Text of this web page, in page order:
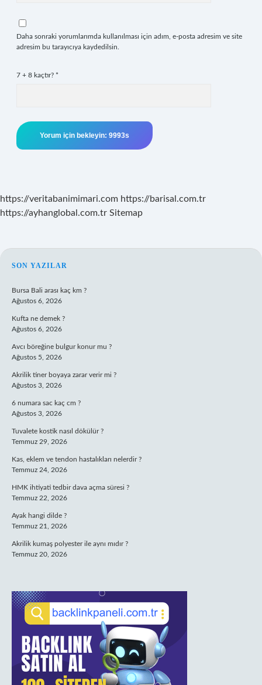
Daha sonraki yorumlarımda kullanılması için adım, e-posta adresim ve site
adresim bu tarayıcıya kaydedilsin.
7 + 8 kaçtır? *
https://veritabanimimari.com https://barisal.com.tr
https://ayhanglobal.com.tr Sitemap
SIDEBAR
SON YAZILAR
Bursa Bali arası kaç km ?
Ağustos 6, 2026
Kufta ne demek ?
Ağustos 6, 2026
Avcı böreğine bulgur konur mu ?
Ağustos 5, 2026
Akrilik tiner boyaya zarar verir mi ?
Ağustos 3, 2026
6 numara sac kaç cm ?
Ağustos 3, 2026
Tuvalete kostik nasıl dökülür ?
Temmuz 29, 2026
Kas, eklem ve tendon hastalıkları nelerdir ?
Temmuz 24, 2026
HMK ihtiyati tedbir dava açma süresi ?
Temmuz 22, 2026
Ayak hangi dilde ?
Temmuz 21, 2026
Akrilik kumaş polyester ile aynı mıdır ?
Temmuz 20, 2026